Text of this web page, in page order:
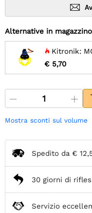
Alternative in magazzino
Kitronik:
€ 5,70
Mostra sconti sul volume
Spedito da €
30 giorni di
Servizio